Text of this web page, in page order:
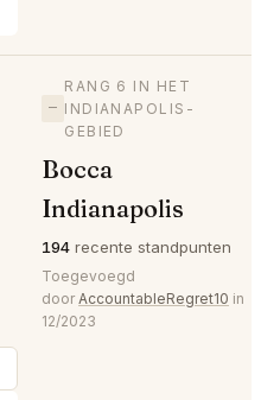
—
RANG 6 IN HET
INDIANAPOLIS-
GEBIED
Bocca
Indianapolis
194 recente standpunten
Toegevoegd
door AccountableRegret10 in
12/2023